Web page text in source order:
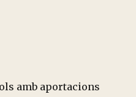
amb aportacions